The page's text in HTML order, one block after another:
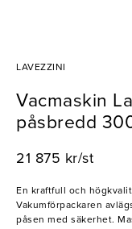
LAVEZZINI
Vacmaskin
påsbredd
21 875 kr/st
En kraftfull och
Vakumförpackaren
påsen med säkerhet.